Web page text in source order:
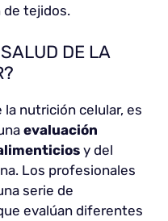
de tejidos.
DE LA
la nutrición celular, es
evaluación
y del
Los profesionales
serie de
evalúan diferentes